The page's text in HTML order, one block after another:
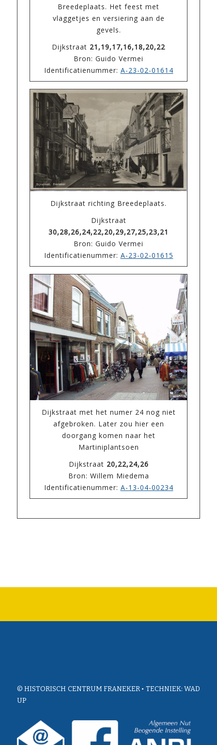
Breedeplaats. Het feest met
vlaggetjes en versiering aan de
gevels.
Dijkstraat 21,19,17,16,18,20,22
Bron: Guido Vermei
Identificatienummer: A-23-02-01614
Dijkstraat richting Breedeplaats.
Dijkstraat
30,28,26,24,22,20,29,27,25,23,21
Bron: Guido Vermei
Identificatienummer: A-23-02-01615
Dijkstraat met het numer 24 nog niet
afgebroken. Later zou hier een
doorgang komen naar het
Martiniplantsoen
Dijkstraat 20,22,24,26
Bron: Willem Miedema
Identificatienummer: A-13-04-00234
© HISTORISCH CENTRUM FRANEKER • TECHNIEK: WAD
UP